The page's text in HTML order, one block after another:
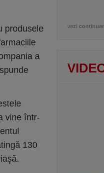
produsele
a
vine într-
130
vezi